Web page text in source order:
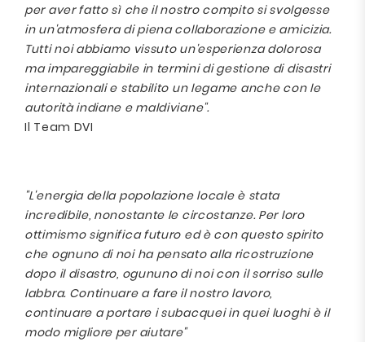
per aver fatto sì che il nostro compito si svolgesse
in un'atmosfera di piena collaborazione e amicizia.
Tutti noi abbiamo vissuto un'esperienza dolorosa
ma impareggiabile in termini di gestione di disastri
internazionali e stabilito un legame anche con le
autorità indiane e maldiviane".
Il Team DVI
"L'energia della popolazione locale è stata
incredibile, nonostante le circostanze. Per loro
ottimismo significa futuro ed è con questo spirito
che ognuno di noi ha pensato alla ricostruzione
dopo il disastro, ogununo di noi con il sorriso sulle
labbra. Continuare a fare il nostro lavoro,
continuare a portare i subacquei in quei luoghi è il
modo migliore per aiutare"